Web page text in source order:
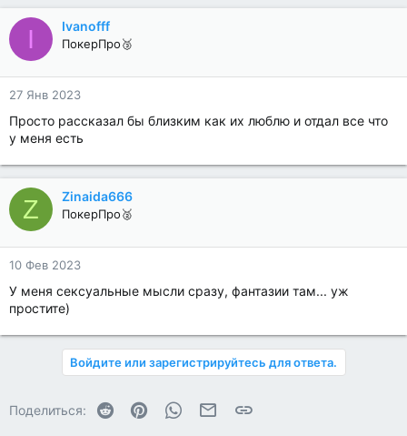
I Ivanofff
ПокерПро🥉
27 Янв 2023
Просто рассказал бы близким как их люблю и отдал все что
у меня есть
Z Zinaida666
ПокерПро🥈
10 Фев 2023
У меня сексуальные мысли сразу, фантазии там... уж
простите)
Войдите или зарегистрируйтесь для ответа.
Поделиться: Reddit PinterestWhatsAppЭлектронная почта
Ссылка